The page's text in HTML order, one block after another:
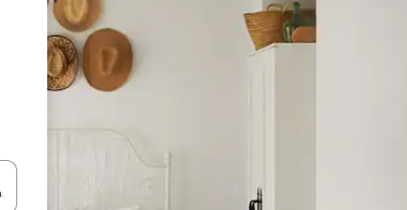
Pfeiltasten nach oben und unten oder erkunde die Ergebnisse